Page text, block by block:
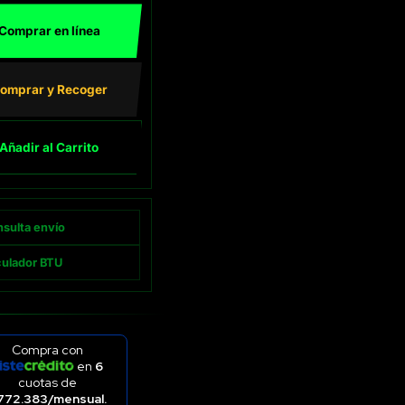
en línea
y Recoger
Añadir al Carrito
envío
BTU
Compra con
en 6
cuotas de
mensual.